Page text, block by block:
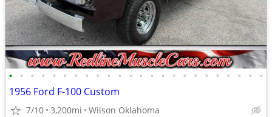
• • • • • • • • • • • • • • • • • • • • • • • •
1956 Ford F-100 Custom
7/10 3,200mi Wilson Oklahoma